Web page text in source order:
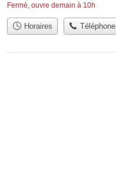
Fermé, ouvre demain à 10h
Horaires Téléphone